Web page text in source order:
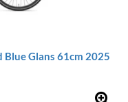
Blue Glans 61cm 2025